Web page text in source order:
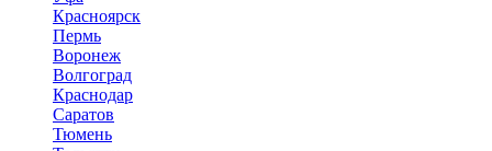
Красноярск
Пермь
Воронеж
Волгоград
Краснодар
Саратов
Тюмень